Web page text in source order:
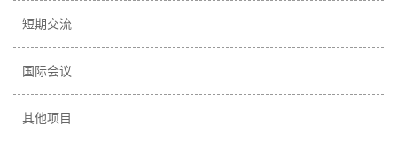
短期交流
国际会议
其他项目